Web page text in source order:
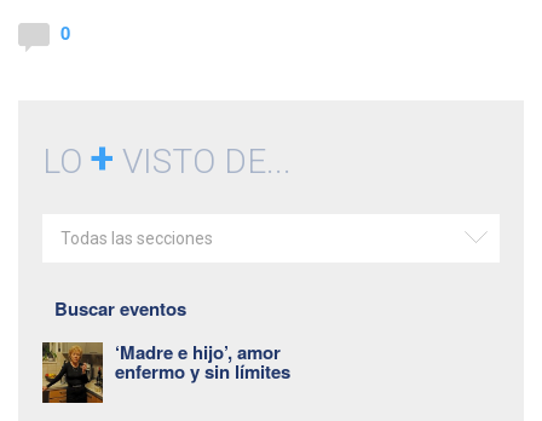
0
LO + VISTO DE...
Todas las secciones
Buscar eventos
‘Madre e hijo’, amor
enfermo y sin límites